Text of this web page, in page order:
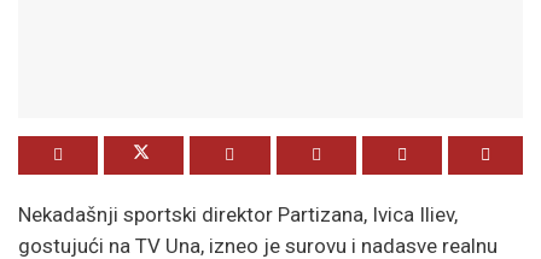
Nekadašnji sportski direktor Partizana, Ivica Iliev,
gostujući na TV Una, izneo je surovu i nadasve realnu